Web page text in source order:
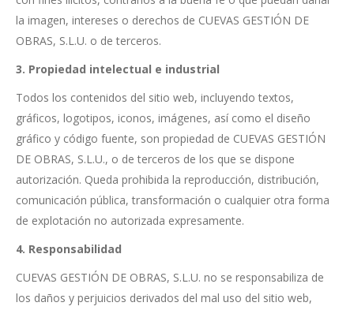
la imagen, intereses o derechos de CUEVAS GESTIÓN DE
OBRAS, S.L.U. o de terceros.
3. Propiedad intelectual e industrial
Todos los contenidos del sitio web, incluyendo textos,
gráficos, logotipos, iconos, imágenes, así como el diseño
gráfico y código fuente, son propiedad de CUEVAS GESTIÓN
DE OBRAS, S.L.U., o de terceros de los que se dispone
autorización. Queda prohibida la reproducción, distribución,
comunicación pública, transformación o cualquier otra forma
de explotación no autorizada expresamente.
4. Responsabilidad
CUEVAS GESTIÓN DE OBRAS, S.L.U. no se responsabiliza de
los daños y perjuicios derivados del mal uso del sitio web,